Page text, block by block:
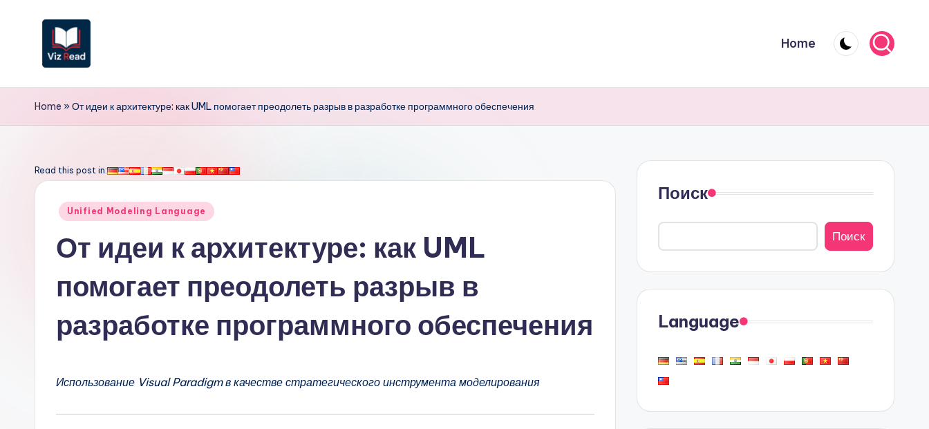
V
iz
e
si
Home
Home »От идеи к архитектуре: как UML помогает преодолеть разрыв в разработке программного обеспечения
Read this post in:
Опубликовано
Unified Modeling Language
От идеи к архитектуре: как UML
помогает преодолеть разрыв в
разработке программного обеспечения
Использование Visual Paradigm в качестве стратегического инструмента моделирования
Поиск
Поиск
Language